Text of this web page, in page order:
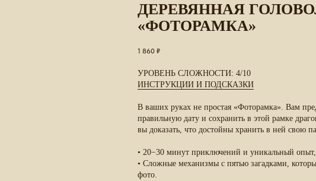
ДЕРЕВЯННАЯ
«ФОТОРАМКА»
1 860 ₽
УРОВЕНЬ СЛОЖНОСТИ: 4/10
ИНСТРУКЦИИ И ПОДСКАЗКИ
В ваших руках не простая «Фоторамка». Вам
правильную дату и сохранить в этой рамке
вы доказать, что достойны хранить в ней свою
• 20−30 минут приключений и уникальный опыт,
• Сложные механизмы с пятью загадками,
фото.